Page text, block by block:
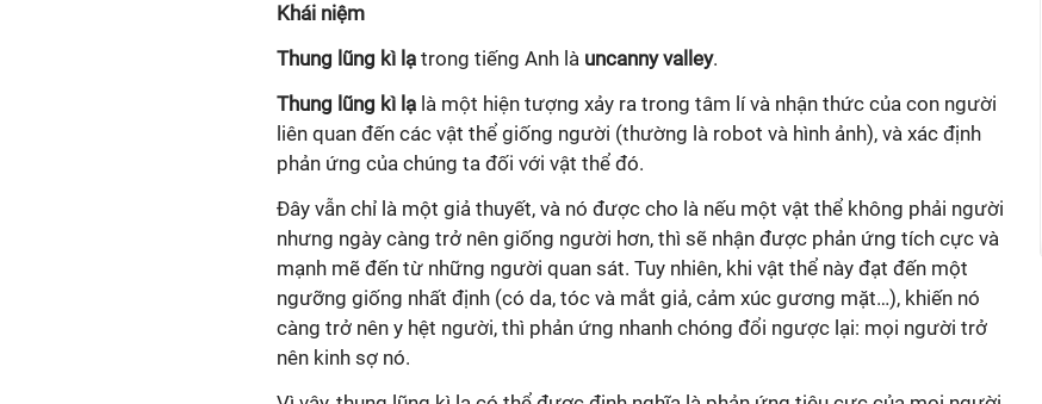
Khái niệm
Thung lũng kì lạ trong tiếng Anh là uncanny valley.
Thung lũng kì lạ là một hiện tượng xảy ra trong tâm lí và nhận thức của con người
liên quan đến các vật thể giống người (thường là robot và hình ảnh), và xác định
phản ứng của chúng ta đối với vật thể đó.
Đây vẫn chỉ là một giả thuyết, và nó được cho là nếu một vật thể không phải người
nhưng ngày càng trở nên giống người hơn, thì sẽ nhận được phản ứng tích cực và
mạnh mẽ đến từ những người quan sát. Tuy nhiên, khi vật thể này đạt đến một
ngưỡng giống nhất định (có da, tóc và mắt giả, cảm xúc gương mặt…), khiến nó
càng trở nên y hệt người, thì phản ứng nhanh chóng đổi ngược lại: mọi người trở
nên kinh sợ nó.